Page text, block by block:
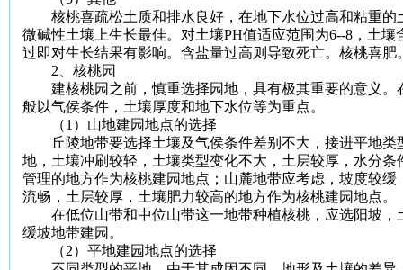
核桃喜疏松土质和排水良好，在地下水位过高和粘重的
微碱性土壤上生长最佳。对土壤PH值适应范围为6--8 ，土壤
过即对生长结果有影响。含盐量过高则导致死亡。核桃喜肥
2 、核桃园
建核桃园之前，慎重选择园地，具有极其重要的意义。
般以气侯条件，土壤厚度和地下水位等为重点。
（1 ）山地建园地点的选择
丘陵地带要选择土壤及气侯条件差别不大，接进平地类
地，土壤冲刷较轻，土壤类型变化不大，土层较厚，水分
管理的地方作为核桃建园地点；山麓地带应考虑，坡度较
流畅，土层较厚，土壤肥力较高的地方作为核桃建园地点。
在低位山带和中位山带这一地带种植核桃，应选阳坡，
缓坡地带建园。
（2）平地建园地点的选择